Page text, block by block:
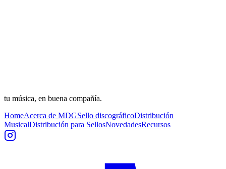
tu música, en buena compañía.
HomeAcerca de MDGSello discográficoDistribución
MusicalDistribución para SellosNovedadesRecursos